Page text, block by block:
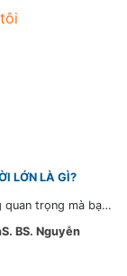
LỚN LÀ GÌ?
Dinh dưỡng là điều vô cùng quan trọng mà bạn không nên bỏ qua. Không chỉ dừng lại ở việc cải thiện vóc dáng mà còn giúp bạn làm chủ cuộc sống khỏe mạnh, tốt đẹp hơn bằng cách thực hiện chế độ ăn uống đầy đủ các chất dinh dưỡng để “kéo dài tuổi thọ”.
BS. Nguyễn